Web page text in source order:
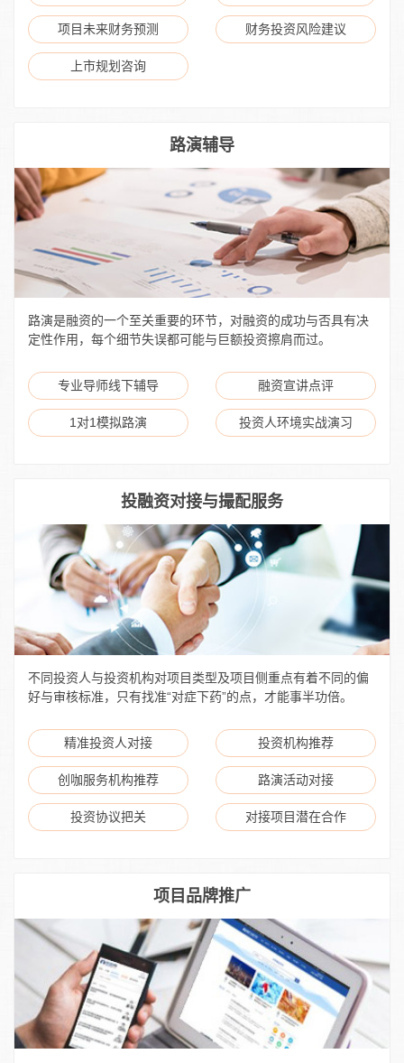
项目未来财务预测 财务投资风险建议
上市规划咨询
路演辅导
路演是融资的一个至关重要的环节，对融资的成功与否具有决
定性作用，每个细节失误都可能与巨额投资擦肩而过。
专业导师线下辅导 融资宣讲点评
1对1模拟路演 投资人环境实战演习
投融资对接与撮配服务
不同投资人与投资机构对项目类型及项目侧重点有着不同的偏
好与审核标准，只有找准“对症下药”的点，才能事半功倍。
精准投资人对接 投资机构推荐
创咖服务机构推荐 路演活动对接
投资协议把关 对接项目潜在合作
项目品牌推广